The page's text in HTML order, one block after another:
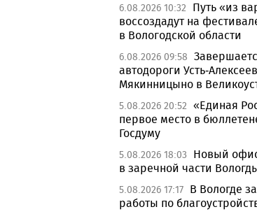
6.08.2026 10:32
Путь «из
воссоздадут на
в Вологодской области
6.08.2026 09:58
автодороги Усть-
Мякинницыно в
5.08.2026 20:52 «Единая
первое место в
Госдуму
5.08.2026 18:03
Новый
в заречной части
5.08.2026 17:17 В Вологде
работы по